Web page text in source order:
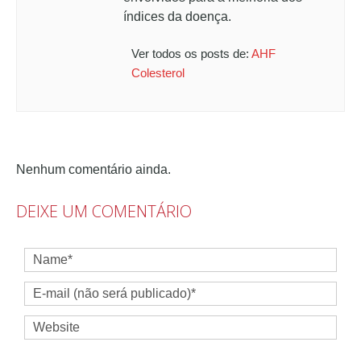
índices da doença.
Ver todos os posts de: AHF
Colesterol
Nenhum comentário ainda.
DEIXE UM COMENTÁRIO